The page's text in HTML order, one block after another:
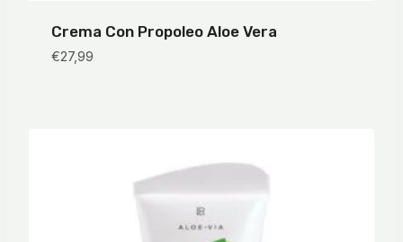
Crema Con Propoleo Aloe Vera
€27,99